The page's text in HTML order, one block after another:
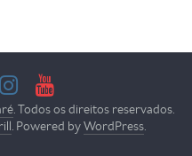
. Todos os direitos reservados.
. Powered byWordPress.